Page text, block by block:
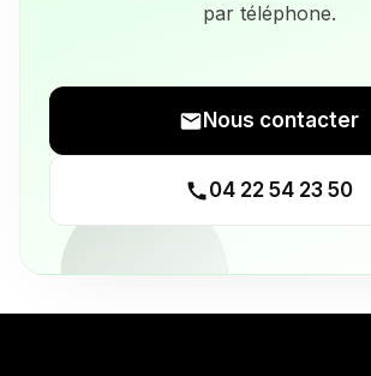
par téléphone.
Nous contacter
04 22 54 23 50